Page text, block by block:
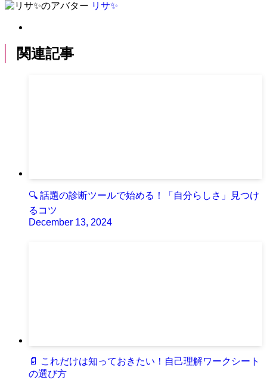
リサ✨
関連記事
🔍 話題の診断ツールで始める！「自分らしさ」見つけ
るコツ
December 13, 2024
📄 これだけは知っておきたい！自己理解ワークシート
の選び方